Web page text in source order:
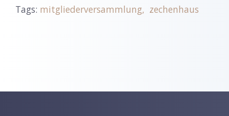
Tags: mitgliederversammlung zechenhaus